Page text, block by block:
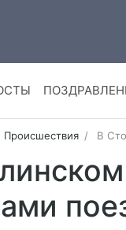
Происшествия В